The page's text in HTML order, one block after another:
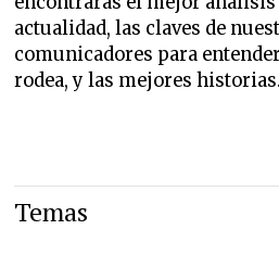
actualidad, las claves de
comunicadores para
rodea, y las mejores historias.
Temas